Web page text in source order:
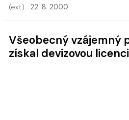
(ext) 22. 8. 2000
Všeobecný vzájemný penzijní fond
získal devizovou licenci